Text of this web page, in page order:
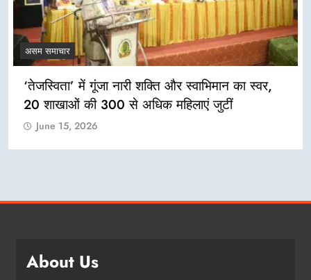
असम समाचार
‘तेजस्विता’ में गूंजा नारी शक्ति और स्वाभिमान का स्वर,
20 शाखाओं की 300 से अधिक महिलाएं जुटीं
June 15, 2026
About Us